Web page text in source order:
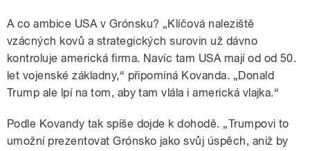
A co ambice USA v Grónsku? „Klíčová naleziště
vzácných kovů a strategických surovin už dávno
kontroluje americká firma. Navíc tam USA mají od od 50.
let vojenské základny,“ připomíná Kovanda. „Donald
Trump ale lpí na tom, aby tam vlála i americká vlajka.“
Podle Kovandy tak spíše dojde k dohodě. „Trumpovi to
umožní prezentovat Grónsko jako svůj úspěch, aniž by